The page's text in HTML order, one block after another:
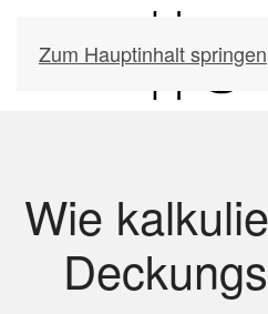
Zum Hauptinhalt springen
Wie